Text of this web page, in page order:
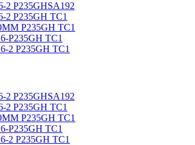
2 P235GHSA192
2 P235GH TC1
P235GH TC1
P235GH TC1
2 P235GH TC1
2 P235GHSA192
2 P235GH TC1
P235GH TC1
P235GH TC1
2 P235GH TC1